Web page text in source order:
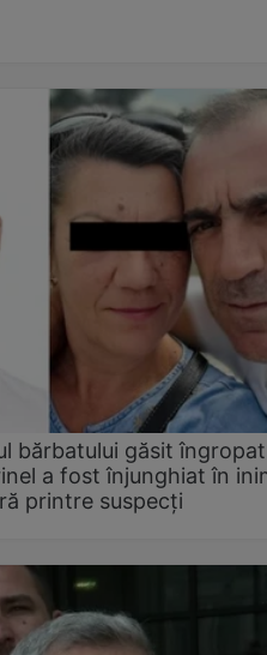
bărbatului găsit
a fost înjunghiat în
printre suspecți